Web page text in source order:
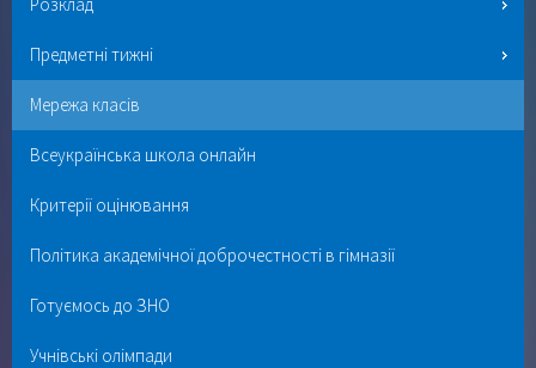
Предметні тижні
Мережа класів
Всеукраїнська школа онлайн
Критерії оцінювання
Політика академічної доброчестності в гімназії
Готуємось до ЗНО
Учнівські олімпади